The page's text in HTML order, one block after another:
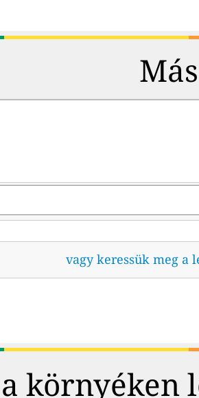
vagy keressük meg a
környéken